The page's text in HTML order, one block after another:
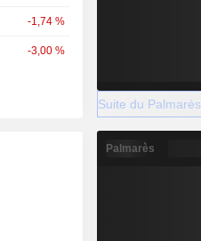
-1,74 %
-3,00 %
Suite du Palmarès
Palmarès